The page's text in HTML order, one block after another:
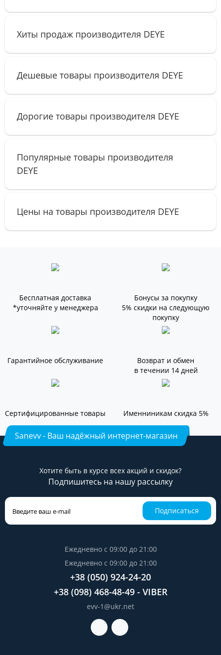
Хиты продаж производителя DEYE
Дешевые товары производителя DEYE
Дорогие товары производителя DEYE
Популярные товары производителя
DEYE
Цены на товары производителя DEYE
Бесплатная доставка
*уточняйте у менеджера
Бонусы за покупку
5% скидки на следующую
покупку
Гарантийное обслуживание
Возврат и обмен
в течении 14 дней
Сертифицированные товары Именниникам скидка 5%
Sanevv - Ваш надёжный интернет-магазин
Хотите быть в курсе всех акций и скидок?
Подпишитесь на нашу рассылку
Подписаться
Ежедневно с 09:00 до 21:00
Ежедневно с 09:00 до 21:00
+38 (050) 924-24-20
+38 (098) 468-48-49 - VIBER
evv-1@ukr.net